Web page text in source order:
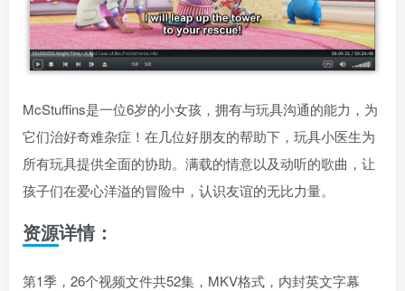
McStuffins是一位6岁的小女孩，拥有与玩具沟通的能力，为
它们治好奇难杂症！在几位好朋友的帮助下，玩具小医生为
所有玩具提供全面的协助。满载的情意以及动听的歌曲，让
孩子们在爱心洋溢的冒险中，认识友谊的无比力量。
资源详情：
第1季，26个视频文件共52集，MKV格式，内封英文字幕